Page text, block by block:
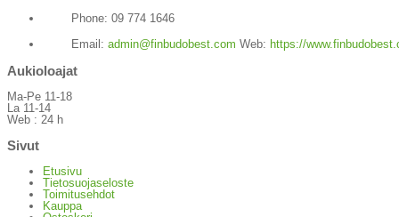
Phone: 09 774 1646
Email: admin@finbudobest.com Web: https://
Aukioloajat
Ma-Pe 11-18
La 11-14
Web : 24 h
Sivut
Etusivu
Tietosuojaseloste
Toimitusehdot
Kauppa